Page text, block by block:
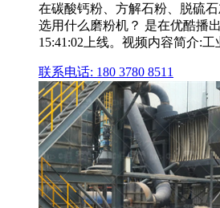
在碳酸钙粉、方解石粉、脱硫
选用什么磨粉机？ 是在优酷播
15:41:02上线。视频内容简介:工
联系电话: 180 3780 8511